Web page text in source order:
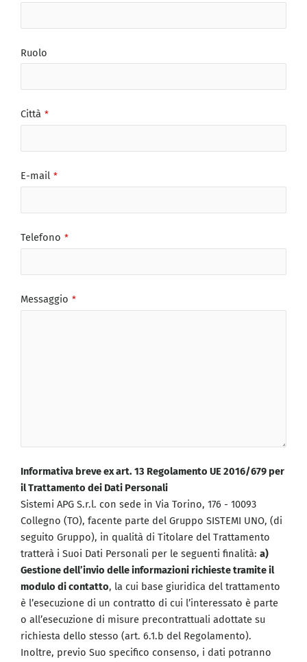
Ruolo
Città *
E-mail *
Telefono *
Messaggio *
Informativa breve ex art. 13 Regolamento UE 2016/679 per
il Trattamento dei Dati Personali
Sistemi APG S.r.l. con sede in Via Torino, 176 - 10093
Collegno (TO), facente parte del Gruppo SISTEMI UNO, (di
seguito Gruppo), in qualità di Titolare del Trattamento
tratterà i Suoi Dati Personali per le seguenti finalità: a)
Gestione dell’invio delle informazioni richieste tramite il
modulo di contatto, la cui base giuridica del trattamento
è l’esecuzione di un contratto di cui l’interessato è parte
o all’esecuzione di misure precontrattuali adottate su
richiesta dello stesso (art. 6.1.b del Regolamento).
Inoltre, previo Suo specifico consenso, i dati potranno